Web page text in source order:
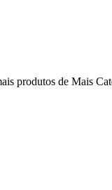
produtos de Mais